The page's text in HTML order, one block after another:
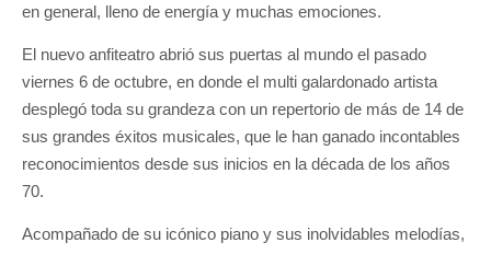
en general, lleno de energía y muchas emociones.
El nuevo anfiteatro abrió sus puertas al mundo el pasado
viernes 6 de octubre, en donde el multi galardonado artista
desplegó toda su grandeza con un repertorio de más de 14 de
sus grandes éxitos musicales, que le han ganado incontables
reconocimientos desde sus inicios en la década de los años
70.
Acompañado de su icónico piano y sus inolvidables melodías,